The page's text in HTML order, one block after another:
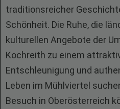
traditionsreicher
Schönheit. Die Ruhe, die
kulturellen Angebote der
Kochreith zu einem
Entschleunigung und
Leben im Mühlviertel
Besuch in Oberösterreich